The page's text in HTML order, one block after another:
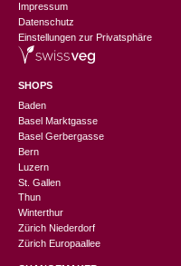
Impressum
Datenschutz
Einstellungen zur Privatsphäre
SHOPS
Baden
Basel Marktgasse
Basel Gerbergasse
Bern
Luzern
St. Gallen
Thun
Winterthur
Zürich Niederdorf
Zürich Europaallee